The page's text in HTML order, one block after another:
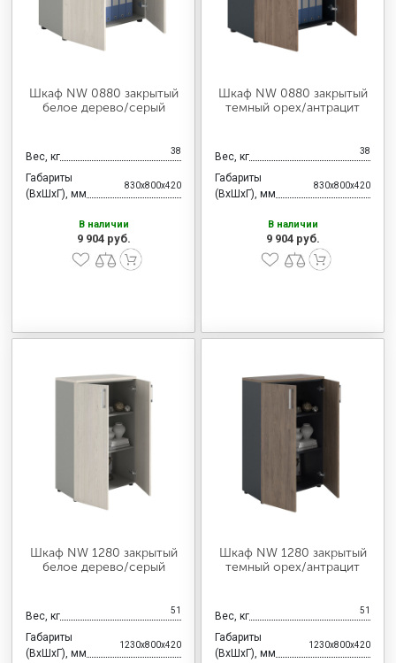
ОФИСНАЯ МЕБЕЛЬ
МЕБЕЛЬ ДЛЯ ДОМА
МЕБЕЛЬ ДЛЯ СТОЛОВЫХ
Шкаф NW 0880 закрытый
белое дерево/серый
Вес, кг 38
Габариты
(ВхШхГ), мм
830x800x420
В наличии
9 904 руб.
Шкаф NW 0880 закрытый
темный орех/антрацит
Вес, кг 38
Габариты
(ВхШхГ), мм
830x800x420
В наличии
9 904 руб.
Шкаф NW 1280 закрытый
белое дерево/серый
Вес, кг 51
Габариты
(ВхШхГ), мм
1230x800x420
Шкаф NW 1280 закрытый
темный орех/антрацит
Вес, кг 51
Габариты
(ВхШхГ), мм
1230x800x420